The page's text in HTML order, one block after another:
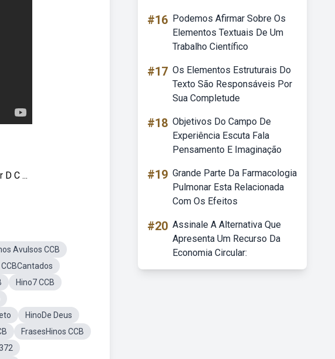
C ...
Avulsos CCB
CCBCantados
Hino7 CCB
HinoDe Deus
FrasesHinos CCB
#16 Podemos Afirmar Sobre Os
Elementos Textuais De Um
Trabalho Científico
#17 Os Elementos Estruturais Do
Texto São Responsáveis Por
Sua Completude
#18 Objetivos Do Campo De
Experiência Escuta Fala
Pensamento E Imaginação
#19 Grande Parte Da Farmacologia
Pulmonar Esta Relacionada
Com Os Efeitos
#20 Assinale A Alternativa Que
Apresenta Um Recurso Da
Economia Circular: